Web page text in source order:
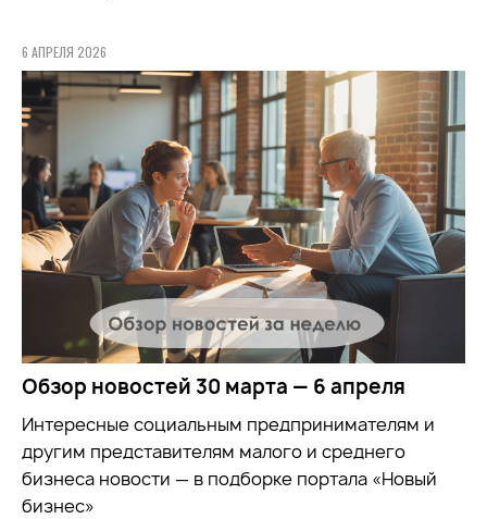
6 АПРЕЛЯ 2026
Обзор новостей 30 марта — 6 апреля
Интересные социальным предпринимателям и
другим представителям малого и среднего
бизнеса новости — в подборке портала «Новый
бизнес»